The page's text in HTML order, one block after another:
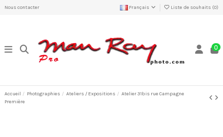
Nous contacter Français Liste de souhaits (0)
0
Accueil Photographies Ateliers / Expositions
Atelier 31bis rue Campagne
Première